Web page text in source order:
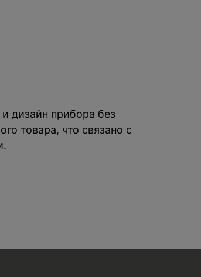
дизайн прибора без
товара, что связано с